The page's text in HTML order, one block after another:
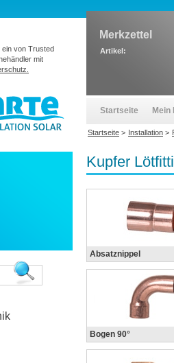
Kupfer
Absatznippel
Bogen 90°
ein von Trusted
mit
Merkzettel
Artikel:
Startseite Mein
Startseite > Installation >